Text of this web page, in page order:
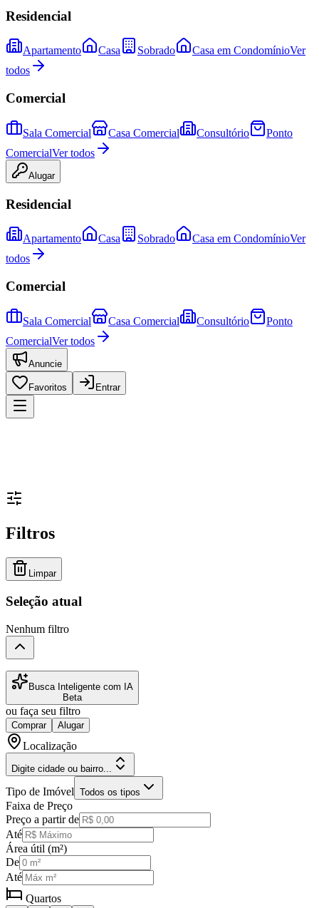
Residencial
Apartamento Casa Sobrado Casa em CondomínioVer
todos
Comercial
Sala Comercial Casa Comercial Consultório
Ponto
ComercialVer todos
Alugar
Residencial
Apartamento Casa Sobrado Casa em CondomínioVer
todos
Comercial
Sala Comercial Casa Comercial Consultório
Ponto
ComercialVer todos
Anuncie
Favoritos Entrar
Filtros
Limpar
Seleção atual
Nenhum filtro
Busca Inteligente com IA
Beta
ou faça seu filtro
Comprar Alugar
Localização
Digite cidade ou bairro...
Tipo de Imóvel Todos os tipos
Faixa de Preço
Preço a partir de
Até
Área útil (m²)
De
Até
Quartos